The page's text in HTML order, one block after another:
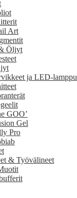
Art
Öljyt
ja LED-lamppu
GOO’
Gel
Pro
& Työvälineet